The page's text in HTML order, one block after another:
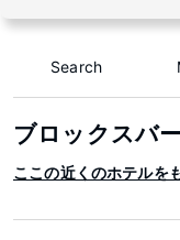
Search
ブロックスバ
ここの近くのホテルを